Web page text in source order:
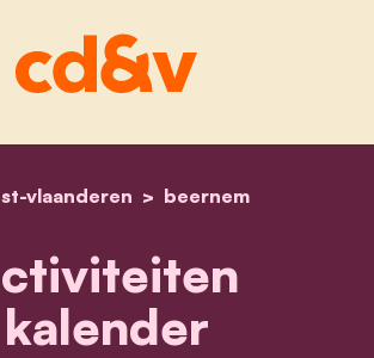
home
vlaanderen beernem
activiteiten kalender
kalender